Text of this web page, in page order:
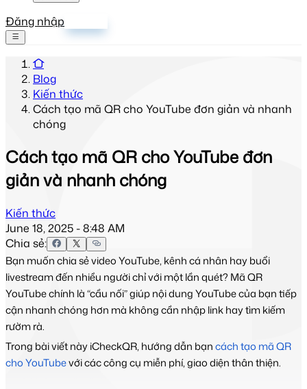
Đăng nhập
Blog
Kiến thức
Cách tạo mã QR cho YouTube đơn giản và nhanh
chóng
Cách tạo mã QR cho YouTube đơn
giản và nhanh chóng
Kiến thức
June 18, 2025 - 8:48 AM
Chia sẻ:
Bạn muốn chia sẻ video YouTube, kênh cá nhân hay buổi
livestream đến nhiều người chỉ với một lần quét? Mã QR
YouTube chính là “cầu nối” giúp nội dung YouTube của bạn tiếp
cận nhanh chóng hơn mà không cần nhập link hay tìm kiếm
rườm rà.
Trong bài viết này iCheckQR, hướng dẫn bạn cách tạo mã QR
cho YouTube với các công cụ miễn phí, giao diện thân thiện.